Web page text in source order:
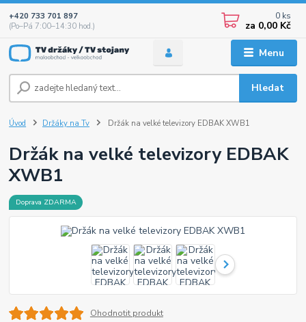
Menu
Hledat
+420 733 701 897
(Po–Pá 7:00–14:30 hod.)
0 ks
za 0,00 Kč
Úvod Držáky na Tv Držák na velké televizory EDBAK XWB1
Držák na velké televizory EDBAK
XWB1
Doprava ZDARMA
Ohodnotit produkt